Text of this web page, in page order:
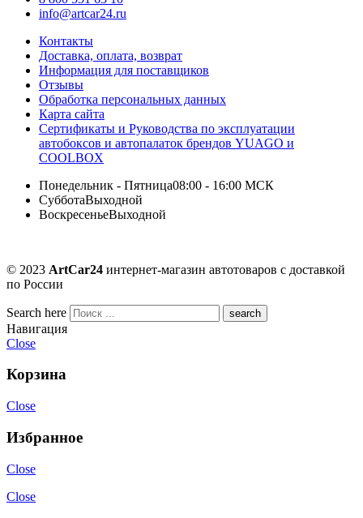
info@artcar24.ru
Контакты
Доставка, оплата, возврат
Информация для поставщиков
Отзывы
Обработка персональных данных
Карта сайта
Сертификаты и Руководства по эксплуатации
автобоксов и автопалаток брендов YUAGO и
COOLBOX
Понедельник - Пятница08:00 - 16:00 МСК
СубботаВыходной
ВоскресеньеВыходной
© 2023 ArtCar24 интернет-магазин автотоваров с доставкой
по России
Search here
Навигация
Close
Корзина
Close
Избранное
Close
Close